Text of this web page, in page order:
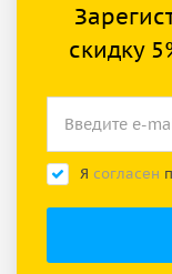
скидку
Я согласен